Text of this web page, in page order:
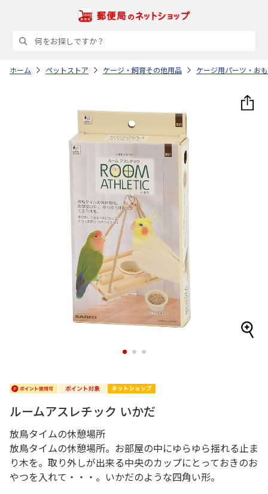
ホーム ペットストア ケージ・飼育その他用品 ケージ用パーツ・お
1 2 3
ルームアスレチック いかだ
放鳥タイムの休憩場所
放鳥タイムの休憩場所。お部屋の中にゆらゆら揺れる止ま
り木を。取り外しが出来る中央のカップにとっておきのお
やつを入れて・・・。いかだのような四角い形。